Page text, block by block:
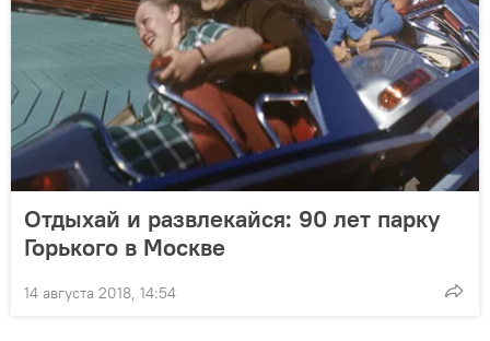
Отдыхай и развлекайся: 90 лет парку
Горького в Москве
14 августа 2018, 14:54